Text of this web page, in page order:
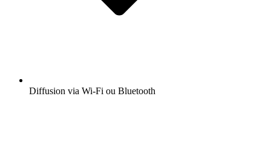
Diffusion via Wi-Fi ou Bluetooth